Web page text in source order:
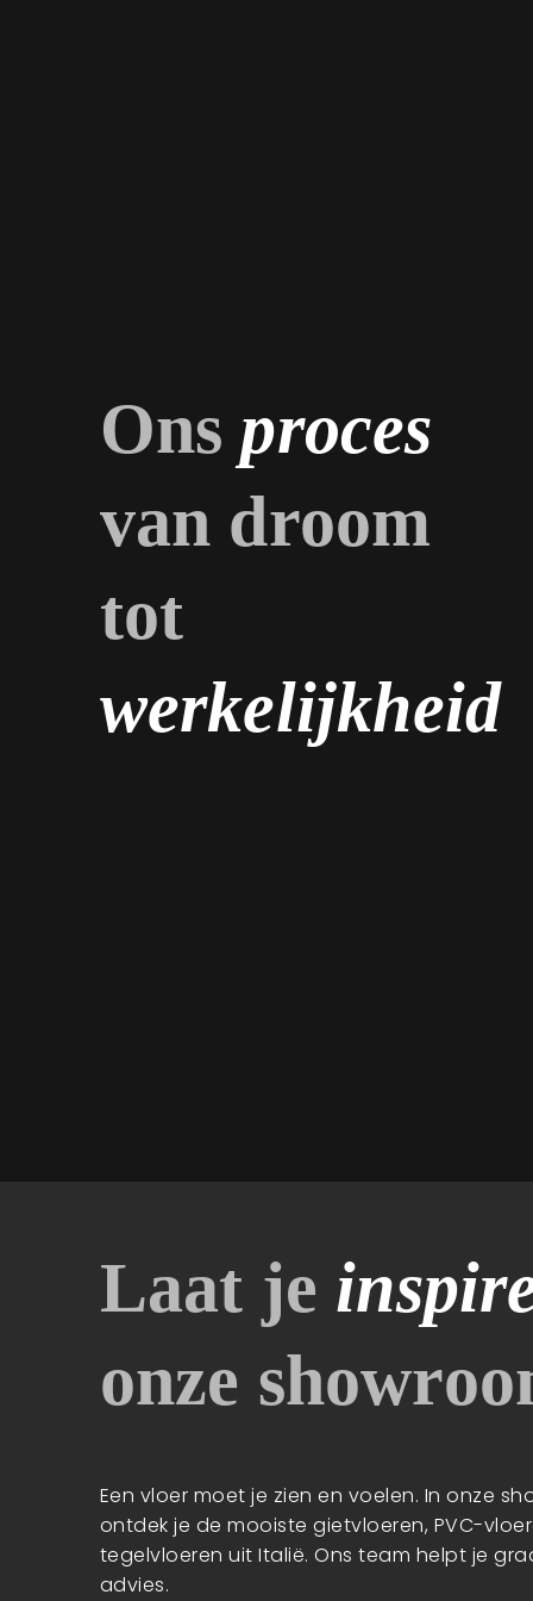
Ons proces
van droom
tot
werkelijkheid
Laat je
onze
Een vloer moet je zien en voelen. In onze
ontdek je de mooiste gietvloeren, PVC-
tegelvloeren uit Italië. Ons team helpt je
advies.